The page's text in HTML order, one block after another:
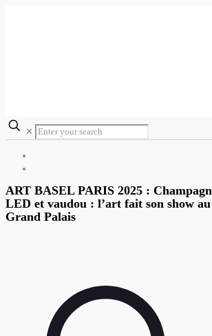
✕
ART BASEL PARIS 2025 :
LED et vaudou : l’art fait son show au
Grand Palais